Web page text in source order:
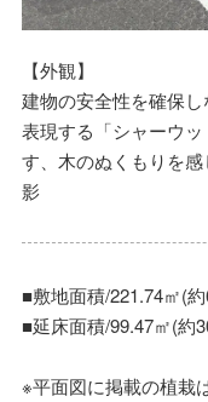
【外観】
建物の安全性を確保
表現する「シャーウ
す、木のぬくもりを
影
■敷地面積/221.74㎡(
■延床面積/99.47㎡(約
※平面図に掲載の植栽